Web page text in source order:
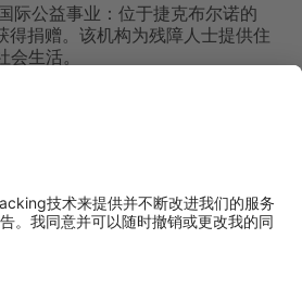
际公益事业：位于捷克布尔诺的
得捐赠。该机构为残障人士提供住
生活。
巴西瓦尔泽亚保罗市的
力于维护身心障碍人士的权益，
机会。
LinkedIn Vimeo